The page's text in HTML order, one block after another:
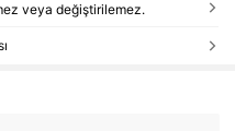
veya değiştirilemez.